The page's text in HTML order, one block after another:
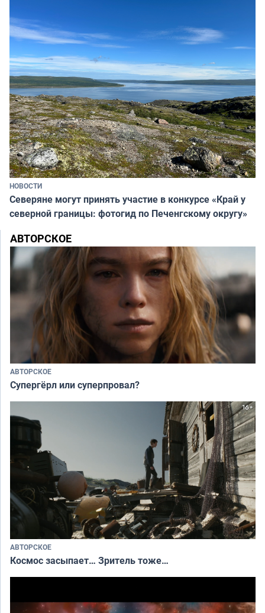
НОВОСТИ
Северяне могут принять участие в конкурсе «Край у
северной границы: фотогид по Печенгскому округу»
АВТОРСКОЕ
АВТОРСКОЕ
Супергёрл или суперпровал?
АВТОРСКОЕ
Космос засыпает… Зритель тоже…